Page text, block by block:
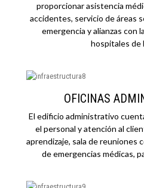
proporcionar asistencia
accidentes, servicio de áreas
emergencia y alianzas con
hospitales de
OFICINAS
El edificio administrativo
el personal y atención al
aprendizaje, sala de reuniones
de emergencias médicas,